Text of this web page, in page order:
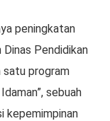
peningkatan
Pendidikan
satu program
sebuah
kepemimpinan